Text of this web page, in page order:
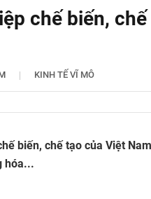
chế biến,
| KINH TẾ VĨ MÔ
biến, chế tạo của Việt
hóa...